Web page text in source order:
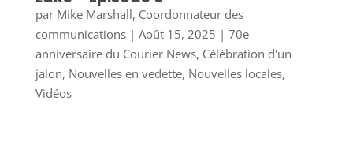
par Mike Marshall, Coordonnateur des
communications| Août 15, 2025 | 70e
anniversaire du Courier News, Célébration d'un
jalon, Nouvelles en vedette, Nouvelles locales,
Vidéos